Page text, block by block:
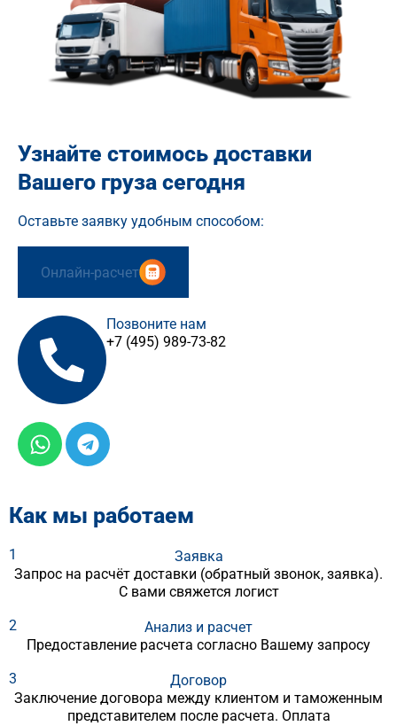
Узнайте стоимось доставки
Вашего груза сегодня
Оставьте заявку удобным способом:
Онлайн-расчет
Позвоните нам
+7 (495) 989-73-82
Как мы работаем
1
Заявка
Запрос на расчёт доставки (обратный звонок, заявка).
С вами свяжется логист
2
Анализ и расчет
Предоставление расчета согласно Вашему запросу
3
Договор
Заключение договора между клиентом и таможенным
представителем после расчета. Оплата